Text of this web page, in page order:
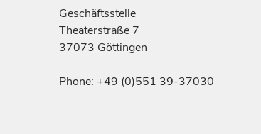
Geschäftsstelle
Theaterstraße 7
37073 Göttingen
Phone: +49 (0)551 39-37030